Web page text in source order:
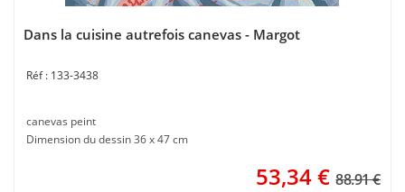
Dans la cuisine autrefois canevas - Margot
133-3438
canevas peint
Dimension du dessin 36 x 47 cm
53,34€ 88.91 €